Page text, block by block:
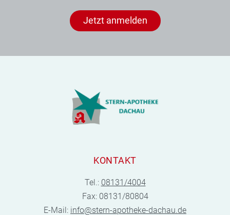
Jetzt anmelden
KONTAKT
Tel.: 08131/4004
Fax: 08131/80804
E-Mail: info@stern-apotheke-dachau.de